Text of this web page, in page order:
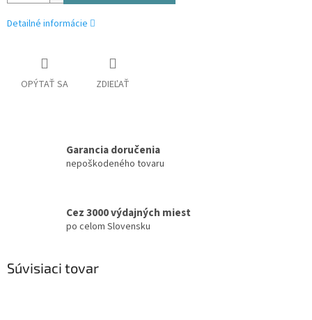
Detailné informácie
OPÝTAŤ SA ZDIEĽAŤ
Garancia doručenia
nepoškodeného tovaru
Cez 3000 výdajných miest
po celom Slovensku
Súvisiaci tovar